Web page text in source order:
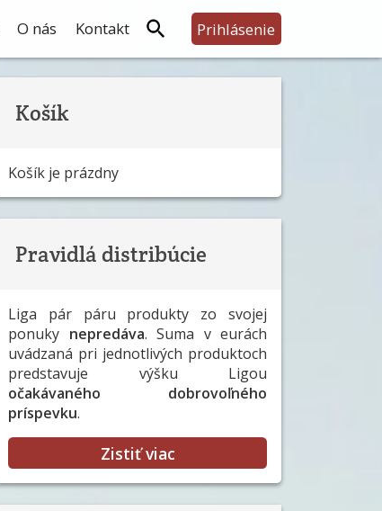
Prihlásenie
O nás Kontakt
Košík
Košík je prázdny
Pravidlá distribúcie
Liga pár páru produkty zo svojej
ponuky nepredáva. Suma v eurách
uvádzaná pri jednotlivých produktoch
predstavuje výšku Ligou
očakávaného dobrovoľného
príspevku.
Zistiť viac